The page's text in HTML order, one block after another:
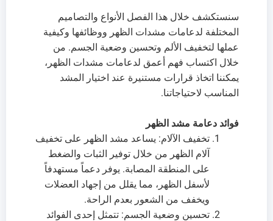
سنستكشف خلال هذا الفصل الأنواع والتصاميم
المختلفة لدعامات مشدات الظهر ووظائفها وكيفية
عملها لتخفيف الألم وتحسين وضعية الجسم. من
خلال اكتساب فهم أعمق لدعامات مشدات الظهر،
يمكننا اتخاذ قرارات مستنيرة عند اختيار المشد
المناسب لاحتياجاتنا.
فوائد دعامة مشد الظهر
تخفيف الآلام: يساعد مشد الظهر على تخفيف
آلام الظهر من خلال توفير الثبات والضغط
على المنطقة المصابة. يوفر دعماً مستهدفاً
لأسفل الظهر، مما يقلل من إجهاد العضلات
ويخفف من الشعور بعدم الراحة.
تحسين وضعية الجسم: تتمثل إحدى الفوائد